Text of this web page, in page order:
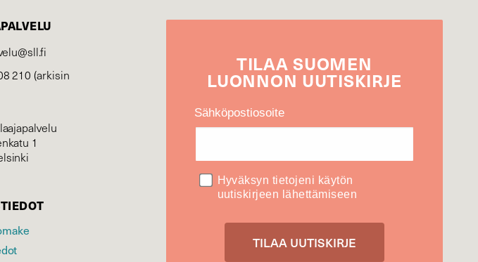
210 (arkisin
1
TILAASUOMEN
LUONNON UUTIS­KIRJE
Sähköpostiosoite
Hyväksyn tietojeni käytön
uutiskirjeen lähettämiseen